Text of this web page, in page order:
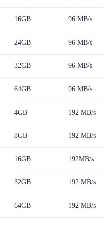
16GB 96 MB/s
24GB 96 MB/s
32GB 96 MB/s
64GB 96 MB/s
4GB 192 MB/s
8GB 192 MB/s
16GB 192MB/s
32GB 192 MB/s
64GB 192 MB/s